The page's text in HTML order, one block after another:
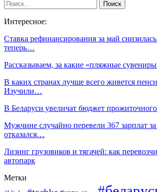
Интересное:
Ставка рефинансирования за май
теперь…
Рассказываем, за какие «пляжные
В каких странах лучше всего живется
Изучили…
В Беларуси увеличат бюджет
Мужчине случайно перевели 367 зарплат за
отказался…
Лизинг грузовиков и тягачей: как
автопарк
Метки